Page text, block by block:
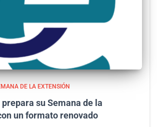
DE LA EXTENSIÓN
prepara su Semana de la
un formato renovado